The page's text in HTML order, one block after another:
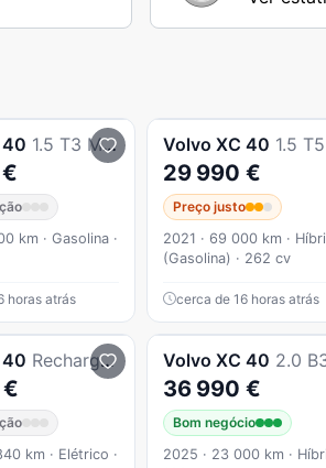
40 1.5 T3 Momentum
km · Gasolina ·
horas atrás
Volvo XC 40 1.5 T5 PHEV R-Design
29 990 €
Preço justo
2021 · 69 000 km ·
(Gasolina) · 262 cv
cerca de 16 horas atrás
40 Recharge 69 kWh Single Motor Plus
km · Elétrico ·
Volvo XC 40 2.0 B3
36 990 €
Bom negócio
2025 · 23 000 km ·